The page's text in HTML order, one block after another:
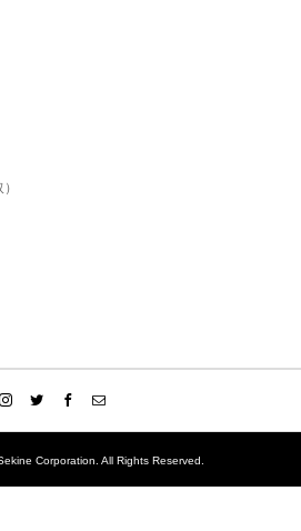
Corporation. All Rights Reserved.